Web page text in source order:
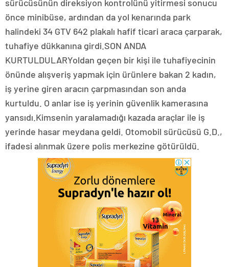
sürücüsünün direksiyon kontrolünü yitirmesi sonucu
önce minibüse, ardından da yol kenarında park
halindeki 34 GTV 642 plakalı hafif ticari araca çarparak,
tuhafiye dükkanına girdi.SON ANDA
KURTULDULARYoldan geçen bir kişi ile tuhafiyecinin
önünde alışveriş yapmak için ürünlere bakan 2 kadın,
iş yerine giren aracın çarpmasından son anda
kurtuldu. O anlar ise iş yerinin güvenlik kamerasına
yansıdı.Kimsenin yaralamadığı kazada araçlar ile iş
yerinde hasar meydana geldi. Otomobil sürücüsü G.D.,
ifadesi alınmak üzere polis merkezine götürüldü.